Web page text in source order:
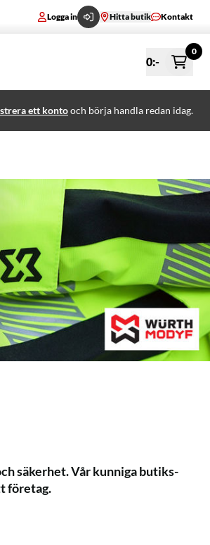
Logga in Hitta butik Kontakt
0:-
0
ett kontooch börja handla redan idag.
säkerhet. Vår kunniga butiks­
företag.